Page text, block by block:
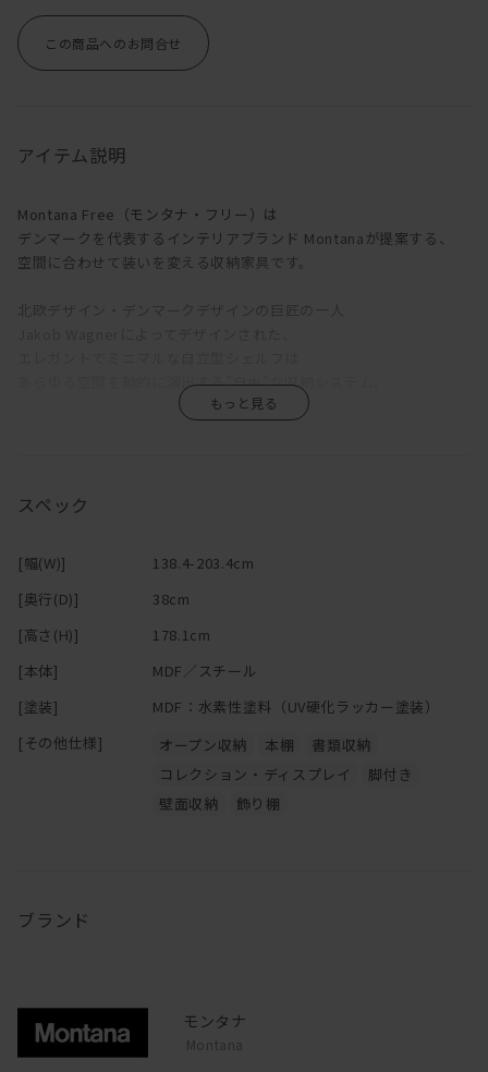
この商品へのお問合せ
アイテム説明
Montana Free（モンタナ・フリー）は
デンマークを代表するインテリアブランド Montanaが提案する、
空間に合わせて装いを変える収納家具です。
あらゆる空間を動的に演出する”自由”な収納システム。
大小様々なバリエーションの中から構成を選べるシェルフと、
和し、
おしゃれな室内づくりのベースとして機能します。
この自立型シェルフは、驚くほどシンプルな組み立て方法で、
魅力的なほど簡単に移動することができるので
基本ユニットは奥行38cmのブロックを
縦や横につなげた構造になっています。
そしてなんといっても秀逸なポイントは
ブックサポートは側面部分の支柱と支柱の間に
取り付けることができます。
スペック
[幅(W)]
138.4-203.4cm
[奥行(D)]
38cm
[高さ(H)]
178.1cm
[本体]
MDF／スチール
[塗装]
MDF：水素性塗料（UV硬化ラッカー塗装）
[その他仕様]
オープン収納 本棚
書類収納
コレクション・ディスプレイ
脚付き
壁面収納
飾り棚
ブランド
モンタナ
Montana